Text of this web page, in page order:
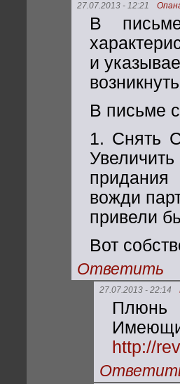
27.07.2013 - 12:21
В
и
В письме
1. Снять
вожди
привели
Вот
Ответить
27.07.2013 - 22:14
Плюнь
http://